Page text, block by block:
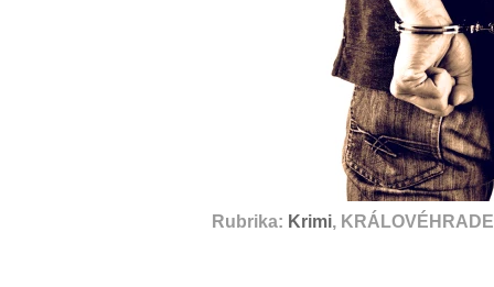
Rubrika: Krimi,